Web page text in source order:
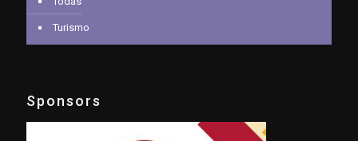
Turismo
Sponsors